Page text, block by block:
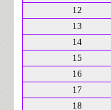
12
13
14
15
16
17
18